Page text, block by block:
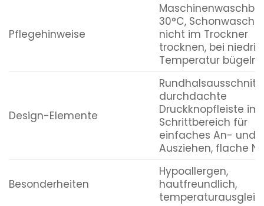
Pflegehinweise
30°C,
nicht im Trockner
trocknen, bei
Temperatur bügeln
Design-Elemente
Rundhalsausschnitt,
durchdachte
Druckknopfleiste im
Schrittbereich für
einfaches An- und
Ausziehen, flache
Besonderheiten
Hypoallergen,
hautfreundlich,